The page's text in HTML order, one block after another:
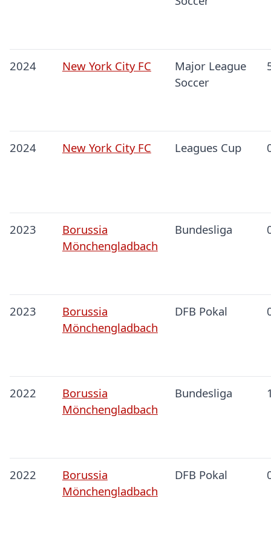
2024 New York City FC
Major League
Soccer
2024 New York City FC Leagues Cup
2023
Borussia
Mönchengladbach
Bundesliga
2023
Borussia
Mönchengladbach
DFB Pokal
2022
Borussia
Mönchengladbach
Bundesliga
2022
Borussia
Mönchengladbach
DFB Pokal